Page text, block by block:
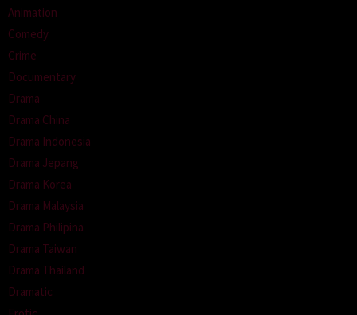
Animation
Comedy
Crime
Documentary
Drama
Drama China
Drama Indonesia
Drama Jepang
Drama Korea
Drama Malaysia
Drama Philipina
Drama Taiwan
Drama Thailand
Dramatic